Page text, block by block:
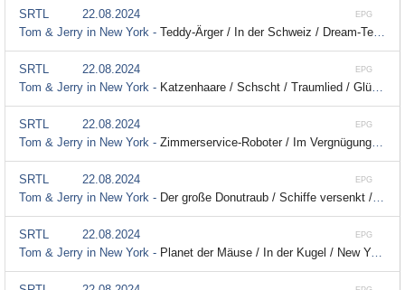
EPG
SRTL
22.08.2024
Tom & Jerry in New York - Teddy-Ärger / In der Schweiz / Dream-Team / Soldat Tom; Staffel 1, Folge 7
EPG
SRTL
22.08.2024
Tom & Jerry in New York - Katzenhaare / Schscht / Traumlied / Glückspenny; Staffel 1, Folge 6
EPG
SRTL
22.08.2024
Tom & Jerry in New York - Zimmerservice-Roboter / Im Vergnügungspark / Der Hundeduft / Die Abrissbirne; Staffel 1, Folge 5
EPG
SRTL
22.08.2024
Tom & Jerry in New York - Der große Donutraub / Schiffe versenkt / Werbechaos / Ausgenutzt; Staffel 1, Folge 4
EPG
SRTL
22.08.2024
Tom & Jerry in New York - Planet der Mäuse / In der Kugel / New York, New York / Drei Flamingos; Staffel 1, Folge 13